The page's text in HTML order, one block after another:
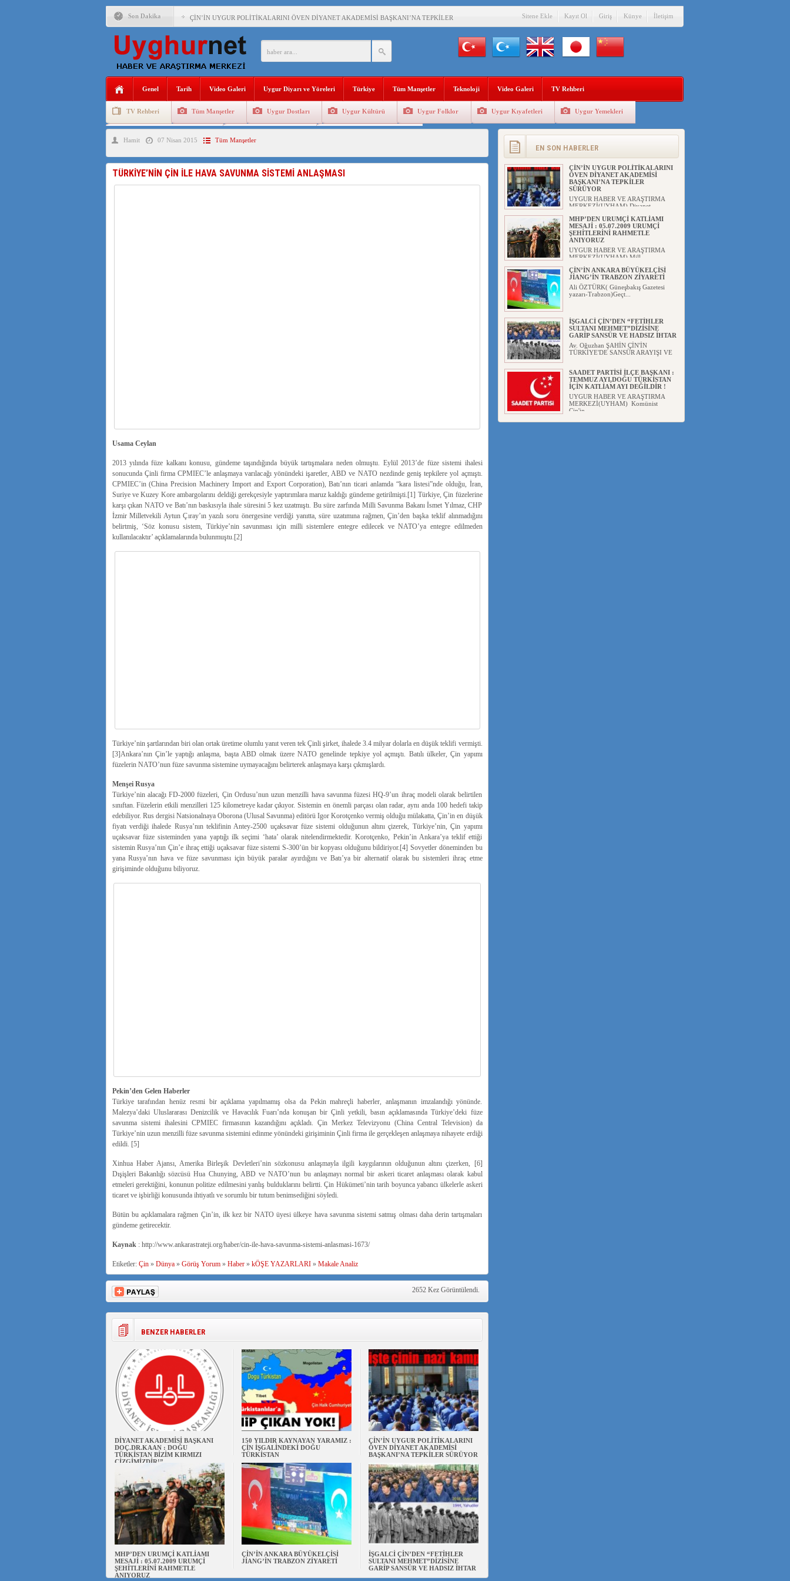
Son Dakika ÇİN’İN UYGUR POLİTİKALARINI ÖVEN DİYANET AKADEMİSİ BAŞKANI’NA TEPKİLER SÜRÜYOR
MHP’DEN URUMÇİ KATLİAMI MESAJİ : 05.07.2009 URUMÇİ ŞEHİTLERİNİ RAHMETLE ANIYORUZ
İŞGALCİ ÇİN’DEN “FETİHLER SULTANI MEHMET”DİZİSİNE GARİP SANSÜR VE HADSIZ İHTAR
SAADET PARTİSİ İLÇE BAŞKANI : TEMMUZ AYI,DOĞU TÜRKİSTAN İÇİN KATLİAM AYI DEĞİLDİR !
AZİZANA KAŞGAR : IŞIKLAR ALTINDA BİR VİTRİN Mİ, SUSTURULMUŞBER HAFİZA Mİ?
Sitene Ekle Kayıt Ol Giriş Künye İletişim
Genel Tarih Video Galeri Uygur Diyarı ve Yöreleri Türkiye Tüm Manşetler Teknoloji Video Galeri TV Rehberi
TV Rehberi Tüm Manşetler Uygur Dostları Uygur Kültürü Uygur Folklor Uygur Kıyafetleri Uygur Yemekleri
Uygurlarda Düğün ve Cenaze
Hamit 07 Nisan 2015 Tüm Manşetler
TÜRKİYE’NİN ÇİN İLE HAVA SAVUNMA SİSTEMİ ANLAŞMASI
Usama Ceylan
2013 yılında füze kalkanı konusu, gündeme taşındığında büyük tartışmalara neden olmuştu. Eylül 2013’de füze sistemi ihalesi
sonucunda Çinli firma CPMIEC’le anlaşmaya varılacağı yönündeki işaretler, ABD ve NATO nezdinde geniş tepkilere yol açmıştı.
CPMIEC’in (China Precision Machinery Import and Export Corporation), Batı’nın ticari anlamda “kara listesi”nde olduğu, İran,
Suriye ve Kuzey Kore ambargolarını deldiği gerekçesiyle yaptırımlara maruz kaldığı gündeme getirilmişti.[1] Türkiye, Çin füzelerine
karşı çıkan NATO ve Batı’nın baskısıyla ihale süresini 5 kez uzatmıştı. Bu süre zarfında Milli Savunma Bakanı İsmet Yılmaz, CHP
İzmir Milletvekili Aytun Çıray’ın yazılı soru önergesine verdiği yanıtta, süre uzatımına rağmen, Çin’den başka teklif alınmadığını
belirtmiş, ‘Söz konusu sistem, Türkiye’nin savunması için milli sistemlere entegre edilecek ve NATO’ya entegre edilmeden
kullanılacaktır’ açıklamalarında bulunmuştu.[2]
Türkiye’nin şartlarından biri olan ortak üretime olumlu yanıt veren tek Çinli şirket, ihalede 3.4 milyar dolarla en düşük teklifi vermişti.
[3]Ankara’nın Çin’le yaptığı anlaşma, başta ABD olmak üzere NATO genelinde tepkiye yol açmıştı. Batılı ülkeler, Çin yapımı
füzelerin NATO’nun füze savunma sistemine uymayacağını belirterek anlaşmaya karşı çıkmışlardı.
Menşei Rusya
Türkiye’nin alacağı FD-2000 füzeleri, Çin Ordusu’nun uzun menzilli hava savunma füzesi HQ-9’un ihraç modeli olarak belirtilen
sınıftan. Füzelerin etkili menzilleri 125 kilometreye kadar çıkıyor. Sistemin en önemli parçası olan radar, aynı anda 100 hedefi takip
edebiliyor. Rus dergisi Natsionalnaya Oborona (Ulusal Savunma) editörü Igor Korotçenko vermiş olduğu mülakatta, Çin’in en düşük
fiyatı verdiği ihalede Rusya’nın teklifinin Antey-2500 uçaksavar füze sistemi olduğunun altını çizerek, Türkiye’nin, Çin yapımı
uçaksavar füze sisteminden yana yaptığı ilk seçimi ‘hata’ olarak nitelendirmektedir. Korotçenko, Pekin’in Ankara’ya teklif ettiği
sistemin Rusya’nın Çin’e ihraç ettiği uçaksavar füze sistemi S-300’ün bir kopyası olduğunu bildiriyor.[4] Sovyetler döneminden bu
yana Rusya’nın hava ve füze savunması için büyük paralar ayırdığını ve Batı’ya bir alternatif olarak bu sistemleri ihraç etme
girişiminde olduğunu biliyoruz.
Pekin’den Gelen Haberler
Türkiye tarafından henüz resmi bir açıklama yapılmamış olsa da Pekin mahreçli haberler, anlaşmanın imzalandığı yönünde.
Malezya’daki Uluslararası Denizcilik ve Havacılık Fuarı’nda konuşan bir Çinli yetkili, basın açıklamasında Türkiye’deki füze
savunma sistemi ihalesini CPMIEC firmasının kazandığını açıkladı. Çin Merkez Televizyonu (China Central Television) da
Türkiye’nin uzun menzilli füze savunma sistemini edinme yönündeki girişiminin Çinli firma ile gerçekleşen anlaşmaya nihayete erdiği
edildi. [5]
Xinhua Haber Ajansı, Amerika Birleşik Devletleri’nin sözkonusu anlaşmayla ilgili kaygılarının olduğunun altını çizerken, [6]
Dışişleri Bakanlığı sözcüsü Hua Chunying, ABD ve NATO’nun bu anlaşmayı normal bir askeri ticaret anlaşması olarak kabul
etmeleri gerektiğini, konunun politize edilmesini yanlış bulduklarını belirtti. Çin Hükümeti’nin tarih boyunca yabancı ülkelerle askeri
ticaret ve işbirliği konusunda ihtiyatlı ve sorumlu bir tutum benimsediğini söyledi.
Bütün bu açıklamalara rağmen Çin’in, ilk kez bir NATO üyesi ülkeye hava savunma sistemi satmış olması daha derin tartışmaları
gündeme getirecektir.
Kaynak: http://www.ankarastrateji.org/haber/cin-ile-hava-savunma-sistemi-anlasmasi-1673/
Etiketler: Çin» Dünya» Görüş Yorum» Haber» kÖŞE YAZARLARI» Makale Analiz
2652 Kez Görüntülendi.
BENZER HABERLER
DİYANET AKADEMİSİ BAŞKANI
DOÇ.DR.KAAN : DOĞU
TÜRKİSTAN BİZİM KIRMIZI
ÇİZGİMİZDİR!”
150 YILDIR KAYNAYAN YARAMIZ :
ÇİN İŞGALİNDEKİ DOĞU
TÜRKİSTAN
ÇİN’İN UYGUR POLİTİKALARINI
ÖVEN DİYANET AKADEMİSİ
BAŞKANI’NA TEPKİLER SÜRÜYOR
MHP’DEN URUMÇİ KATLİAMI
MESAJİ : 05.07.2009 URUMÇİ
ŞEHİTLERİNİ RAHMETLE
ANIYORUZ
ÇİN’İN ANKARA BÜYÜKELÇİSİ
JİANG’İN TRABZON ZİYARETİ
İŞGALCİ ÇİN’DEN “FETİHLER
SULTANI MEHMET”DİZİSİNE
GARİP SANSÜR VE HADSIZ İHTAR
EN SON HABERLER
TÜRKİSTAN BİZİM KIRMIZI
ÇİZGİMİZDİR!”
MERKEZİ(UYHAM) 19...
150 YILDIR KAYNAYAN YARAMIZ
: ÇİN İŞGALİNDEKİ DOĞU
TÜRKİSTAN
Dünya Sa...
ÇİN’İN UYGUR POLİTİKALARINI
ÖVEN DİYANET AKADEMİSİ
BAŞKANI’NA TEPKİLER
SÜRÜYOR
UYGUR HABER VE ARAŞTIRMA
MERKEZİ(UYHAM) Diyanet
MHP’DEN URUMÇİ KATLİAMI
MESAJİ : 05.07.2009 URUMÇİ
ŞEHİTLERİNİ RAHMETLE
ANIYORUZ
UYGUR HABER VE ARAŞTIRMA
MERKEZİ(UYHAM) Mill...
ÇİN’İN ANKARA BÜYÜKELÇİSİ
JİANG’İN TRABZON ZİYARETİ
Ali ÖZTÜRK( Güneşbakış Gazetesi
yazarı-Trabzon)Geçt...
İŞGALCİ ÇİN’DEN “FETİHLER
SULTANI MEHMET”DİZİSİNE
GARİP SANSÜR VE HADSIZ İHTAR
Av. Oğuzhan ŞAHİN ÇİN'İN
TÜRKİYE'DE SANSÜR ARAYIŞI VE
SAADET PARTİSİ İLÇE BAŞKANI :
TEMMUZ AYI,DOĞU TÜRKİSTAN
İÇİN KATLİAM AYI DEĞİLDİR !
UYGUR HABER VE ARAŞTIRMA
MERKEZİ(UYHAM) Komünist
Çin'in...
İŞGALCİ ÇİN,DOĞU